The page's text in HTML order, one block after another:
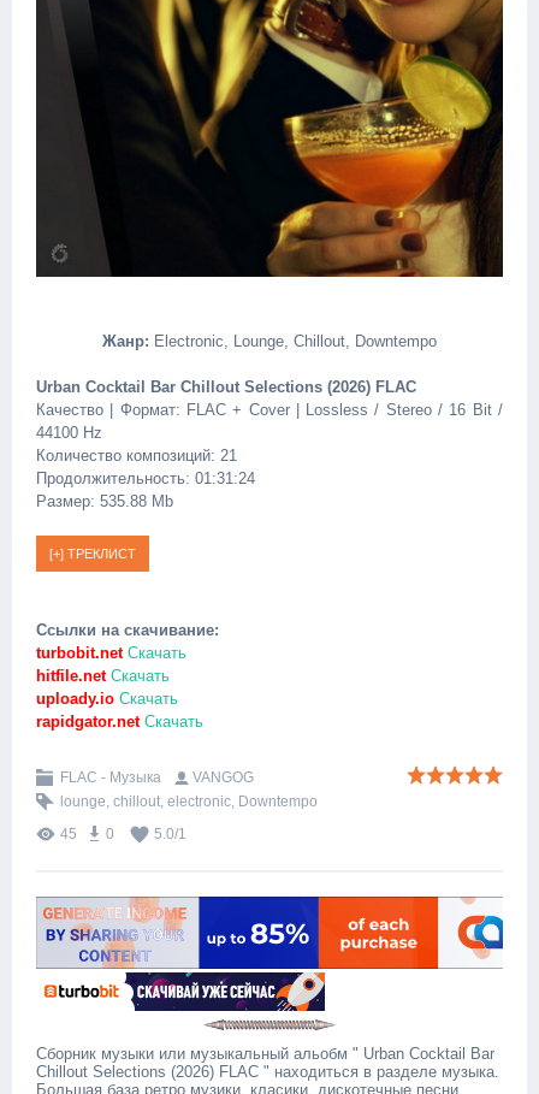
Жанр: Electronic, Lounge, Chillout, Downtempo
Urban Cocktail Bar Chillout Selections (2026) FLAC
Качество | Формат: FLAC + Cover | Lossless / Stereo / 16 Bit /
44100 Hz
Количество композиций: 21
Продолжительность: 01:31:24
Размер: 535.88 Mb
Ссылки на скачивание:
turbobit.netСкачать
hitfile.netСкачать
uploady.io Скачать
rapidgator.netСкачать
FLAC - Музыка
VANGOG
lounge, chillout, electronic, Downtempo
45
0 5.0/1
Сборник музыки или музыкальный альобм " Urban Cocktail Bar
Chillout Selections (2026) FLAC " находиться в разделе музыка.
Большая база ретро музики, класики, дискотечные песни,